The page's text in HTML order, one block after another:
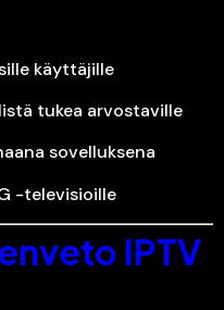
käyttäjille
tukea arvostaville
sovelluksena
-televisioille
IPTV